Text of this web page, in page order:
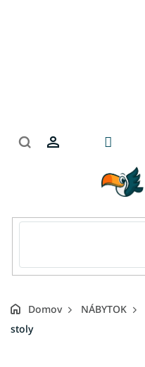
Domov NÁBYTOK
stoly